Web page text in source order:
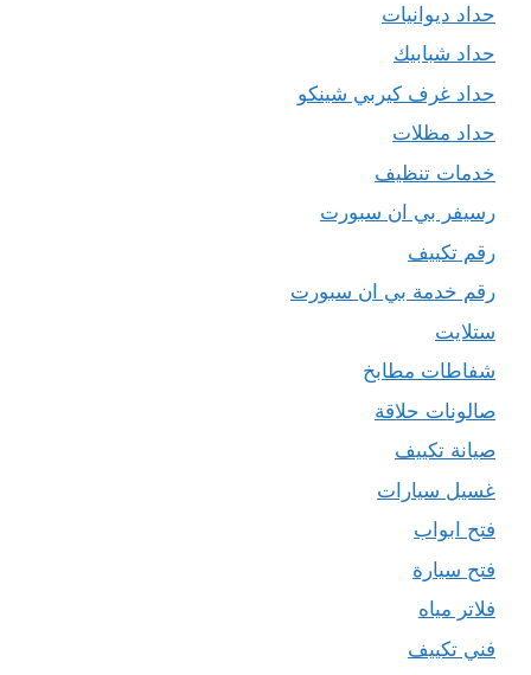
حداد ديوانيات
حداد شبابيك
حداد غرف كيربي شينكو
حداد مظلات
خدمات تنظيف
رسيفر بي ان سبورت
رقم تكييف
رقم خدمة بي ان سبورت
ستلايت
شفاطات مطابخ
صالونات حلاقة
صيانة تكييف
غسيل سيارات
فتح ابواب
فتح سيارة
فلاتر مياه
فني تكييف